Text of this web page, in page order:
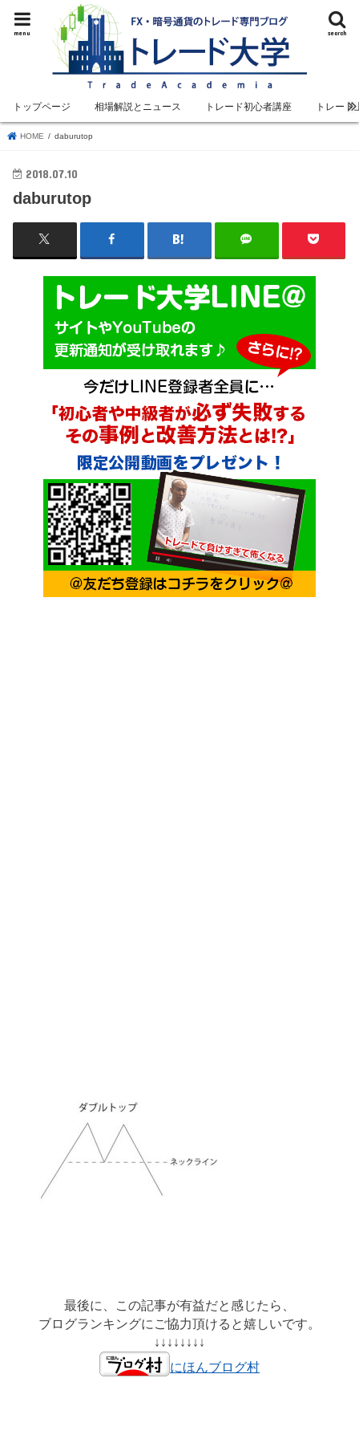
search
menu
トップページ 相場解説とニュース トレード初心者講座 トレード
HOME daburutop
2018.07.10
daburutop
最後に、この記事が有益だと感じたら、
ブログランキングにご協力頂けると嬉しいです。
↓↓↓↓↓↓↓↓
にほんブログ村